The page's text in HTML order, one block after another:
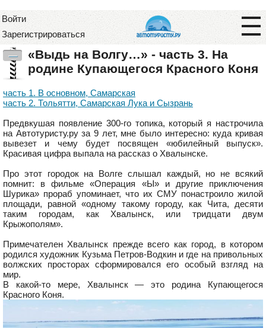
Войти
Зарегистрироваться
—
«Выдь на Волгу…» - часть 3. На
родине Купающегося Красного Коня
часть 1. В основном, Самарская
часть 2. Тольятти, Самарская Лука и Сызрань
Предвкушая появление 300-го топика, который я настрочила
на Автотуристу.ру за 9 лет, мне было интересно: куда кривая
вывезет и чему будет посвящен «юбилейный выпуск».
Красивая цифра выпала на рассказ о Хвалынске.
Про этот городок на Волге слышал каждый, но не всякий
помнит: в фильме «Операция «Ы» и другие приключения
Шурика» прораб упоминает, что их СМУ понастроило жилой
площади, равной «одному такому городу, как Чита, десяти
таким городам, как Хвалынск, или тридцати двум
Крыжополям».
Примечателен Хвалынск прежде всего как город, в котором
родился художник Кузьма Петров-Водкин и где на привольных
волжских просторах сформировался его особый взгляд на
мир.
В какой-то мере, Хвалынск — это родина Купающегося
Красного Коня.